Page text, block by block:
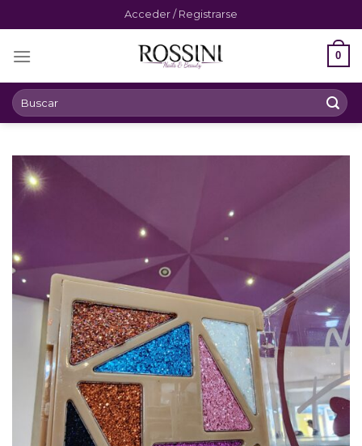
to
content
Acceder / Registrarse
0
Buscar
por: